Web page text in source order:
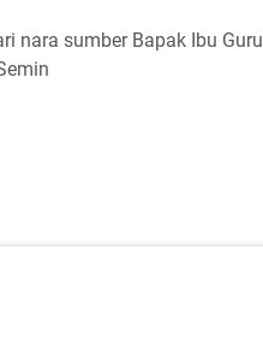
nara sumber Bapak Ibu